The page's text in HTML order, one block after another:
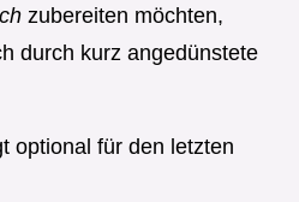
zubereiten möchten,
durch kurz angedünstete
optional für den letzten